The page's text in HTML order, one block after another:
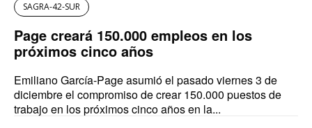
SAGRA-42-SUR
Page creará 150.000 empleos en los
próximos cinco años
Emiliano García-Page asumió el pasado viernes 3 de
diciembre el compromiso de crear 150.000 puestos de
trabajo en los próximos cinco años en la...